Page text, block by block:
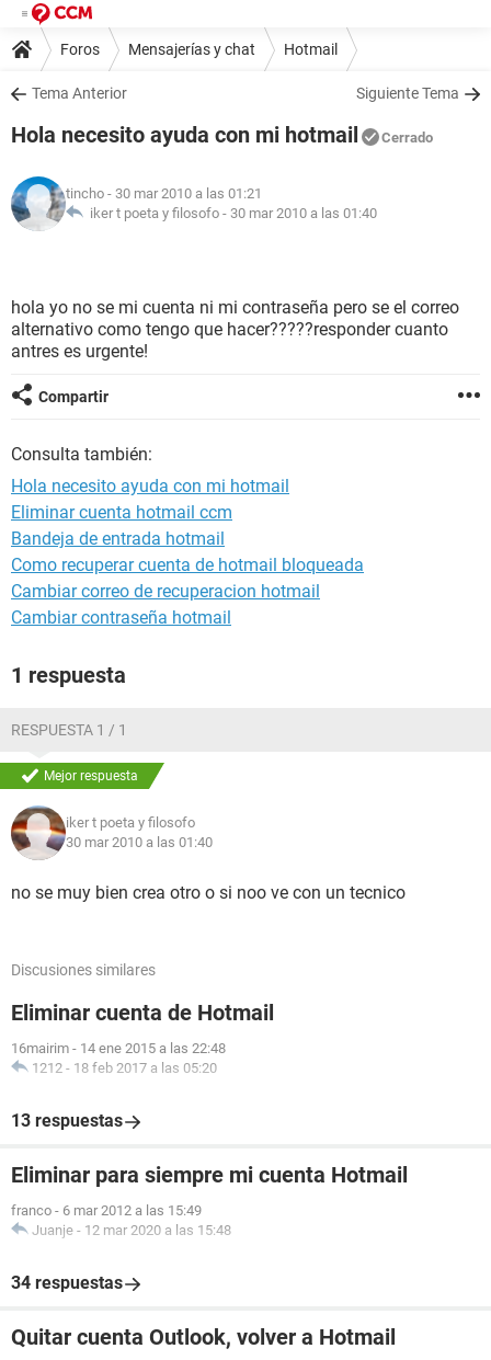
Foros Mensajerías y chat Hotmail
Tema Anterior Siguiente Tema
Hola necesito ayuda con mi hotmail Cerrado
tincho - 30 mar 2010 a las 01:21
iker t poeta y filosofo - 30 mar 2010 a las 01:40
hola yo no se mi cuenta ni mi contraseña pero se el correo
alternativo como tengo que hacer?????responder cuanto
antres es urgente!
Compartir
Consulta también:
Hola necesito ayuda con mi hotmail
Eliminar cuenta hotmail ccm
Bandeja de entrada hotmail
Como recuperar cuenta de hotmail bloqueada
Cambiar correo de recuperacion hotmail
Cambiar contraseña hotmail
1 respuesta
RESPUESTA 1 / 1
Mejor respuesta
iker t poeta y filosofo
30 mar 2010 a las 01:40
no se muy bien crea otro o si noo ve con un tecnico
Discusiones similares
Eliminar cuenta de Hotmail
16mairim - 14 ene 2015 a las 22:48
1212 - 18 feb 2017 a las 05:20
13 respuestas
Eliminar para siempre mi cuenta Hotmail
franco - 6 mar 2012 a las 15:49
Juanje - 12 mar 2020 a las 15:48
34 respuestas
Quitar cuenta Outlook, volver a Hotmail